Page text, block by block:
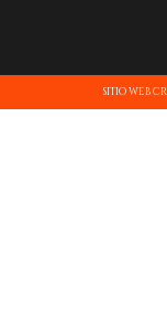
SITIO WEB